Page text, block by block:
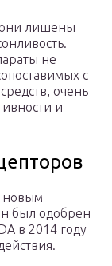
они лишены
не
с
очень
и
новым
был одобрен
в 2014 году